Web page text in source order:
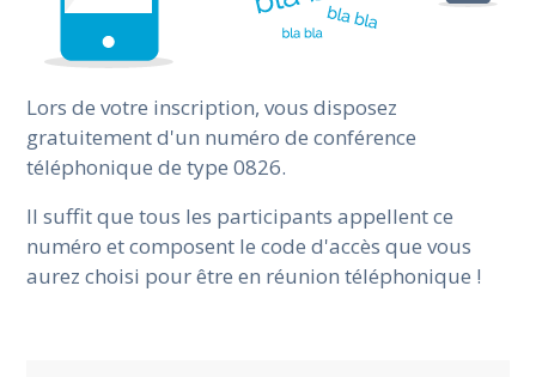
Lors de votre inscription, vous disposez
gratuitement d'un numéro de conférence
téléphonique de type 0826.
Il suffit que tous les participants appellent ce
numéro et composent le code d'accès que vous
aurez choisi pour être en réunion téléphonique !